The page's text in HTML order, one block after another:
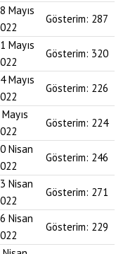
Mayıs
Gösterim: 287
Mayıs
Gösterim: 320
Mayıs
Gösterim: 226
Mayıs
Gösterim: 224
Nisan
Gösterim: 246
Nisan
Gösterim: 271
Nisan
Gösterim: 229